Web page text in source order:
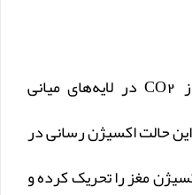
گاز CO2 در لایه‌های میانی
حالت اکسیژن رسانی در
مغز را تحریک کرده و